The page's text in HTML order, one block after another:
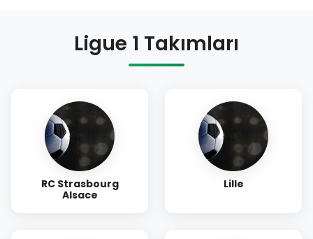
Ligue 1 Takımları
RC Strasbourg
Alsace
Lille